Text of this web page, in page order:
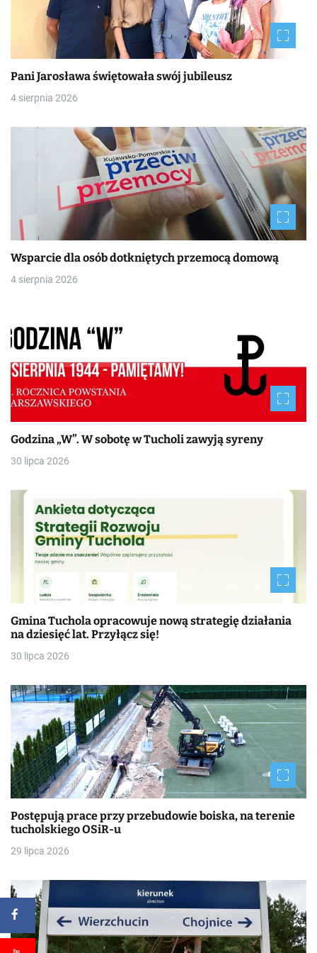
Pani Jarosława świętowała swój jubileusz
4 sierpnia 2026
Wsparcie dla osób dotkniętych przemocą domową
4 sierpnia 2026
Godzina „W”. W sobotę w Tucholi zawyją syreny
30 lipca 2026
Gmina Tuchola opracowuje nową strategię działania
na dziesięć lat. Przyłącz się!
30 lipca 2026
Postępują prace przy przebudowie boiska, na terenie
tucholskiego OSiR-u
29 lipca 2026